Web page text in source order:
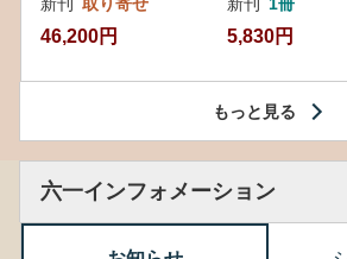
新刊 取り寄せ
46,200円
新刊 1冊
5,830円
もっと見る
六一インフォメーション